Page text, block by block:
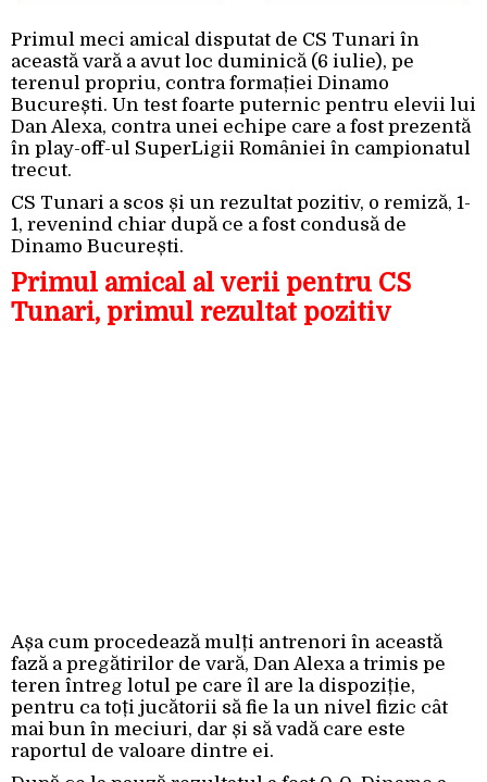
Primul meci amical disputat de CS Tunari în
această vară a avut loc duminică (6 iulie), pe
terenul propriu, contra formației Dinamo
București. Un test foarte puternic pentru elevii lui
Dan Alexa, contra unei echipe care a fost prezentă
în play-off-ul SuperLigii României în campionatul
trecut.
CS Tunari a scos și un rezultat pozitiv, o remiză, 1-
1, revenind chiar după ce a fost condusă de
Dinamo București.
Primul amical al verii pentru CS
Tunari, primul rezultat pozitiv
Așa cum procedează mulți antrenori în această
fază a pregătirilor de vară, Dan Alexa a trimis pe
teren întreg lotul pe care îl are la dispoziție,
pentru ca toți jucătorii să fie la un nivel fizic cât
mai bun în meciuri, dar și să vadă care este
raportul de valoare dintre ei.